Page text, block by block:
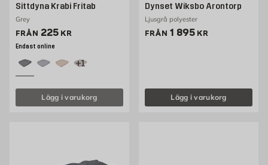
Sittdyna Krabi Fritab
Grey
FRÅN Pris 189 kr
225 KR
Endast online
+1
Lägg i varukorg
Dynset Wiksbo Arontorp
Ljusgrå polyester
FRÅN Pris 1895 kr
1 895 KR
Lägg i varukorg